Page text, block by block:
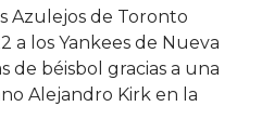
Azulejos de Toronto
a los Yankees de Nueva
de béisbol gracias a una
Alejandro Kirk en la